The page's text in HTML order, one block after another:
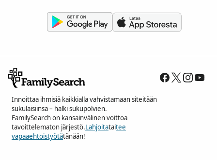
Innoittaa ihmisiä kaikkialla vahvistamaan siteitään
sukulaisiinsa – halki sukupolvien.
FamilySearch on kansainvälinen voittoa
tavoittelematon järjestö.Lahjoitataitee
vapaaehtoistyötätänään!